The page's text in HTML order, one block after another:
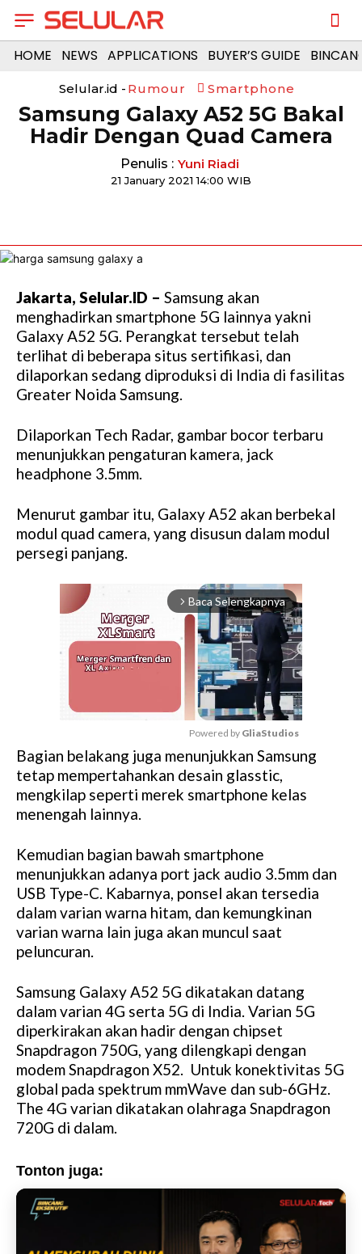
HOME NEWS APPLICATIONS BUYER’S GUIDE
Selular.id - Rumour Smartphone
Samsung Galaxy A52 5G Bakal
Hadir Dengan Quad Camera
Penulis : Yuni Riadi
21 January 2021 14:00 WIB
Jakarta, Selular.ID – Samsung akan
menghadirkan smartphone 5G lainnya yakni
Galaxy A52 5G. Perangkat tersebut telah
terlihat di beberapa situs sertifikasi, dan
dilaporkan sedang diproduksi di India di fasilitas
Greater Noida Samsung.
Dilaporkan Tech Radar, gambar bocor terbaru
menunjukkan pengaturan kamera, jack
headphone 3.5mm.
Menurut gambar itu, Galaxy A52 akan berbekal
modul quad camera, yang disusun dalam modul
persegi panjang.
arrow_forward_ios Baca Selengkapnya
M
u
t
Powered by GliaStudios
Bagian belakang juga menunjukkan Samsung
tetap mempertahankan desain glasstic,
mengkilap seperti merek smartphone kelas
menengah lainnya.
Kemudian bagian bawah smartphone
menunjukkan adanya port jack audio 3.5mm dan
USB Type-C. Kabarnya, ponsel akan tersedia
dalam varian warna hitam, dan kemungkinan
varian warna lain juga akan muncul saat
peluncuran.
Samsung Galaxy A52 5G dikatakan datang
dalam varian 4G serta 5G di India. Varian 5G
diperkirakan akan hadir dengan chipset
Snapdragon 750G, yang dilengkapi dengan
modem Snapdragon X52. Untuk konektivitas 5G
global pada spektrum mmWave dan sub-6GHz.
The 4G varian dikatakan olahraga Snapdragon
720G di dalam.
Tonton juga: